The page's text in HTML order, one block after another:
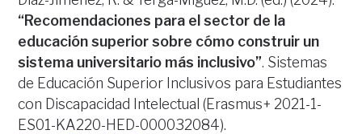
“Recomendaciones para el sector de la
educación superior sobre cómo construir un
sistema universitario más inclusivo”. Sistemas
de Educación Superior Inclusivos para Estudiantes
con Discapacidad Intelectual (Erasmus+ 2021-1-
ES01-KA220-HED-000032084).